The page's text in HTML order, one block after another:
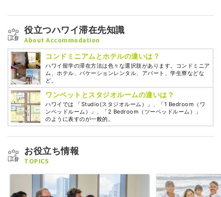
役立つハワイ滞在先知識
About Accommodation
コンドミニアムとホテルの違いは？
ハワイ留学の滞在方法は色々な選択肢があります。コンドミニア
ム、ホテル、バケーションレンタル、アパート、学生寮などな
ど。
ワンベットとスタジオルームの違いは？
ハワイでは 「Studio(スタジオルーム）」、「1 Bedroom（ワ
ンベッドルーム）」、「2 Bedroom（ツーベッドルーム）」
のように表すのが一般的。
お役立ち情報
TOPICS